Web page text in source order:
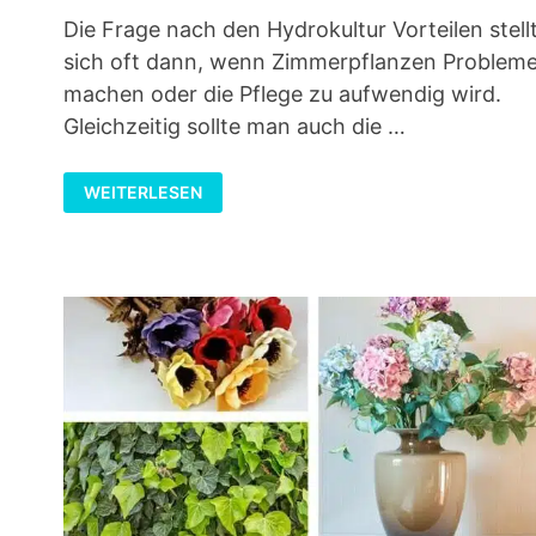
Die Frage nach den Hydrokultur Vorteilen
sich oft dann, wenn Zimmerpflanzen
machen oder die Pflege zu aufwendig wird.
Gleichzeitig sollte man auch die …
HYDROKULTUR:
VORTEILE
UND
WEITERLESEN